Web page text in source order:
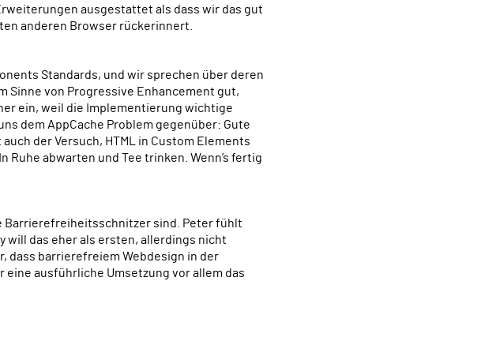
ausgestattet als dass wir das gut
anderen Browser rückerinnert.
Sinne von Progressive Enhancement gut,
ein, weil die Implementierung wichtige
dem AppCache Problem gegenüber: Gute
der Versuch, HTML in Custom Elements
Ruhe abwarten und Tee trinken. Wenn’s fertig
will das eher als ersten, allerdings nicht
dass barrierefreiem Webdesign in der
ausführliche Umsetzung vor allem das